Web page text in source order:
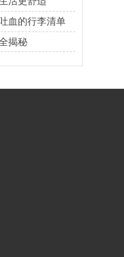
血的行李清单
揭秘